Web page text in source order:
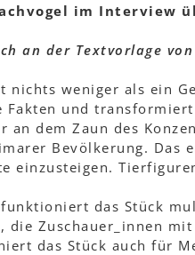
im Interview
an der Textvorlage von
nichts weniger als ein
Fakten und
an dem Zaun des
Bevölkerung. Das
einzusteigen.
das Stück
die Zuschauer_innen
das Stück auch für